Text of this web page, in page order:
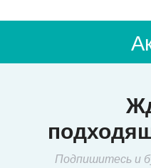
Подпишитесь и